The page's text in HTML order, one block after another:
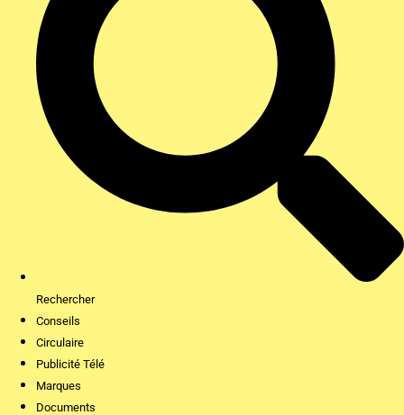
Rechercher
Conseils
Circulaire
Publicité Télé
Marques
Documents